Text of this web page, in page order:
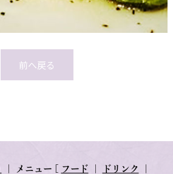
前へ戻る
メニュー フード ドリンク